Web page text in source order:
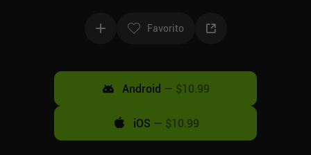
Favorito
Android — $10.99
iOS — $10.99